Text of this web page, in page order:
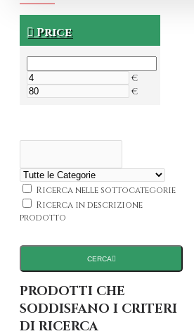
Price
€
€
Ricerca nelle sottocategorie
Ricerca in descrizione
prodotto
CERCA
PRODOTTI CHE
SODDISFANO I CRITERI
DI RICERCA